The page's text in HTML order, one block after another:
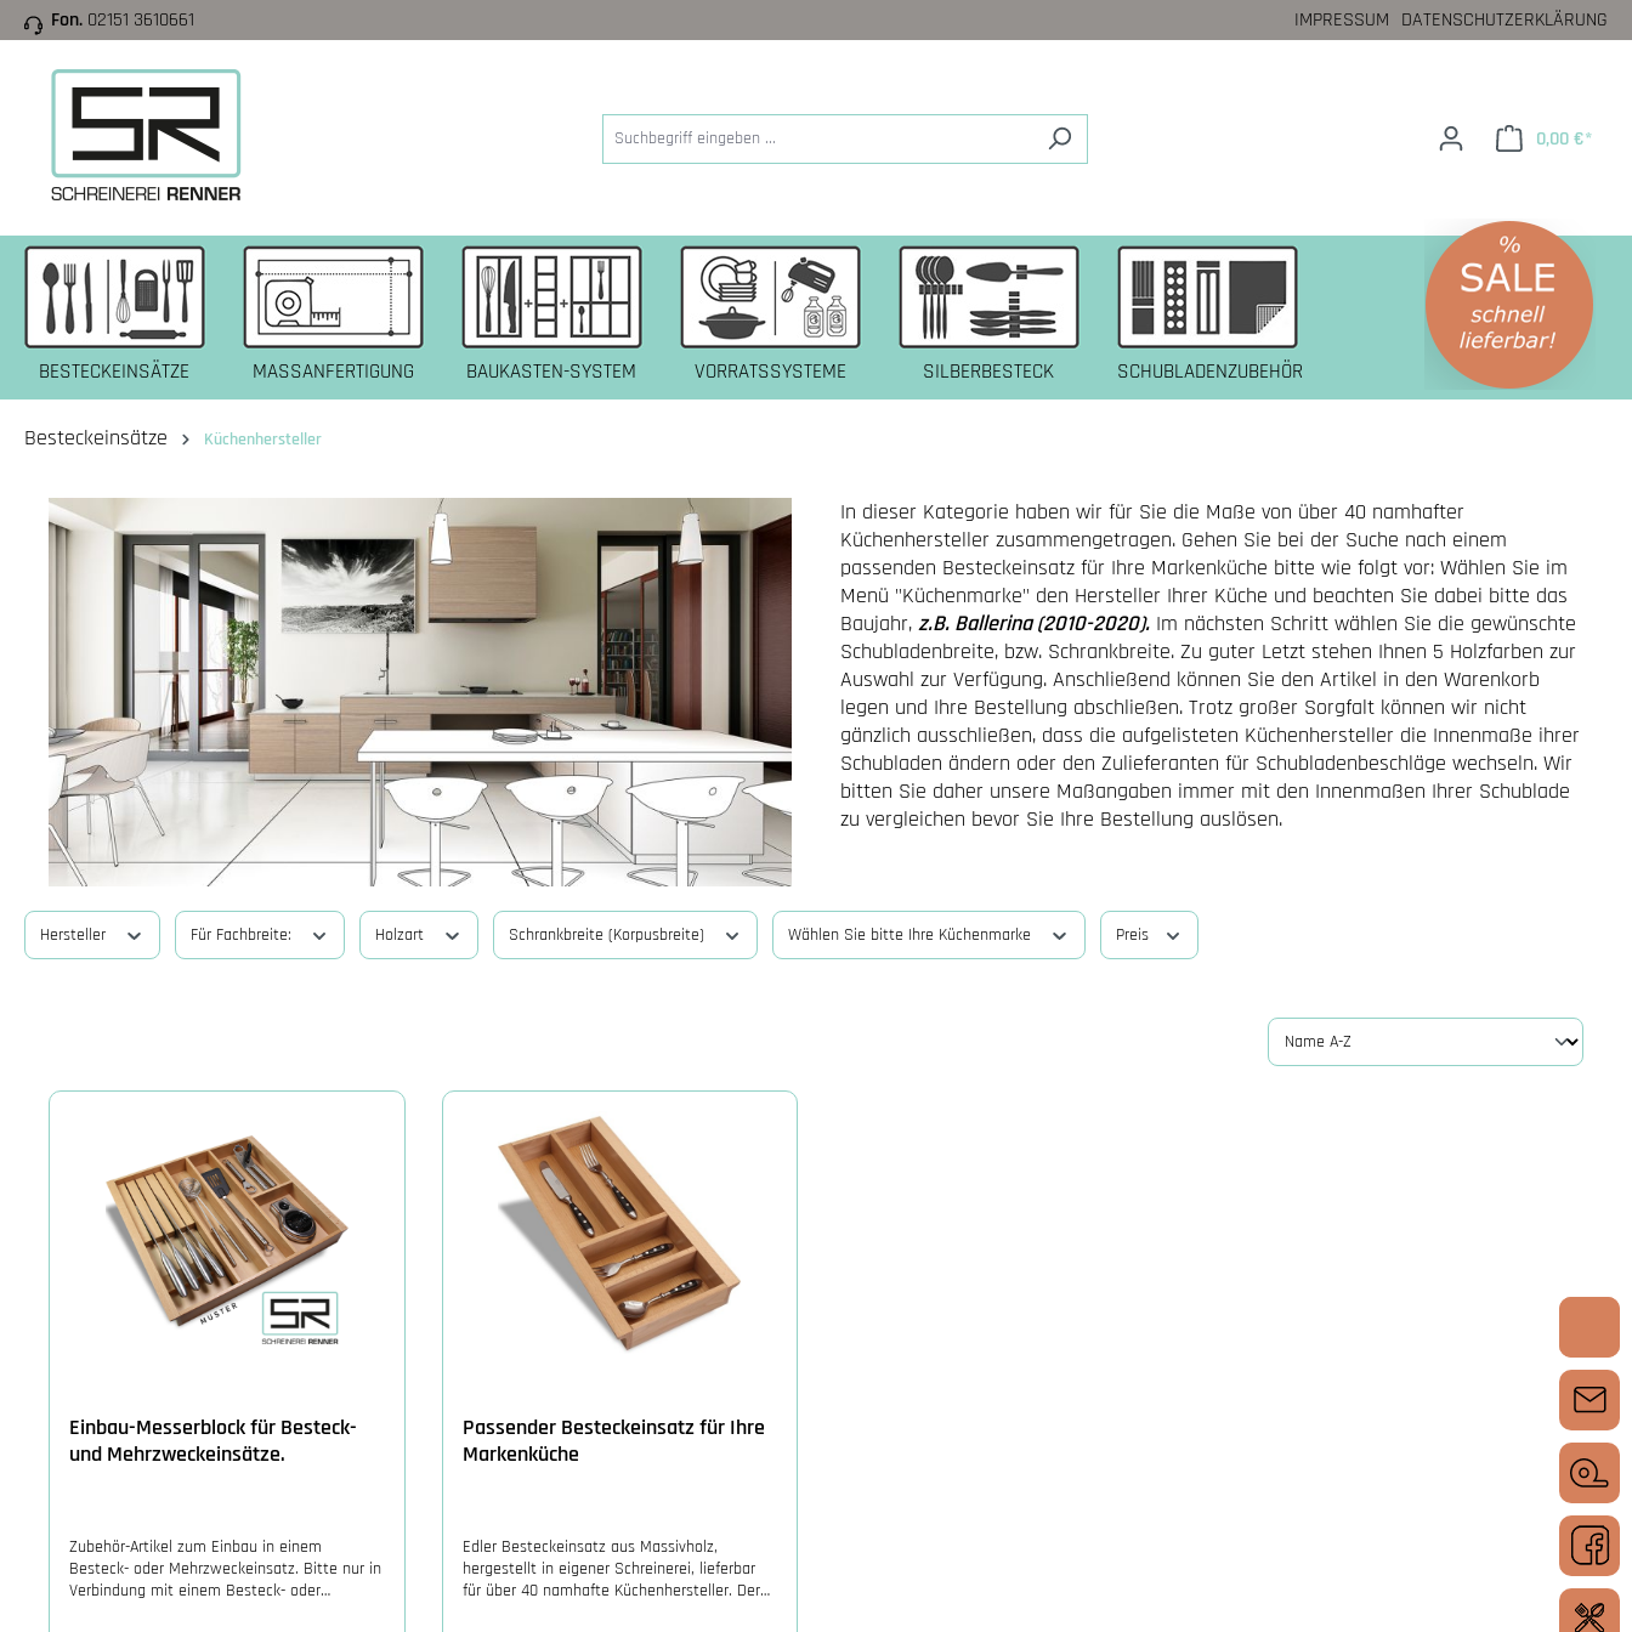
springen Zur Hauptnavigation springen
Fon. 02151 3610661 IMPRESSUM DATENSCHUTZERKLÄRUNG
0,00 €*
BESTECKEINSÄTZE MASSANFERTIGUNG BAUKASTEN-SYSTEM VORRATSSYSTEME SILBERBESTECK SCHUBLADENZUBEHÖR
Besteckeinsätze Küchenhersteller
In dieser Kategorie haben wir für Sie die Maße von über 40 namhafter
Küchenhersteller zusammengetragen. Gehen Sie bei der Suche nach einem
passenden Besteckeinsatz für Ihre Markenküche bitte wie folgt vor: Wählen Sie im
Menü "Küchenmarke" den Hersteller Ihrer Küche und beachten Sie dabei bitte das
Baujahr, z.B. Ballerina (2010-2020). Im nächsten Schritt wählen Sie die gewünschte
Schubladenbreite, bzw. Schrankbreite. Zu guter Letzt stehen Ihnen 5 Holzfarben zur
Auswahl zur Verfügung. Anschließend können Sie den Artikel in den Warenkorb
legen und Ihre Bestellung abschließen. Trotz großer Sorgfalt können wir nicht
gänzlich ausschließen, dass die aufgelisteten Küchenhersteller die Innenmaße ihrer
Schubladen ändern oder den Zulieferanten für Schubladenbeschläge wechseln. Wir
bitten Sie daher unsere Maßangaben immer mit den Innenmaßen Ihrer Schublade
zu vergleichen bevor Sie Ihre Bestellung auslösen.
Hersteller Für Fachbreite: Holzart Schrankbreite (Korpusbreite) Wählen Sie bitte Ihre Küchenmarke Preis
Einbau-Messerblock für Besteck-
und Mehrzweckeinsätze.
Zubehör-Artikel zum Einbau in einem
Besteck- oder Mehrzweckeinsatz. Bitte nur in
Verbindung mit einem Besteck- oder
Passender Besteckeinsatz für Ihre
Markenküche
Edler Besteckeinsatz aus Massivholz,
hergestellt in eigener Schreinerei, lieferbar
für über 40 namhafte Küchenhersteller. Der